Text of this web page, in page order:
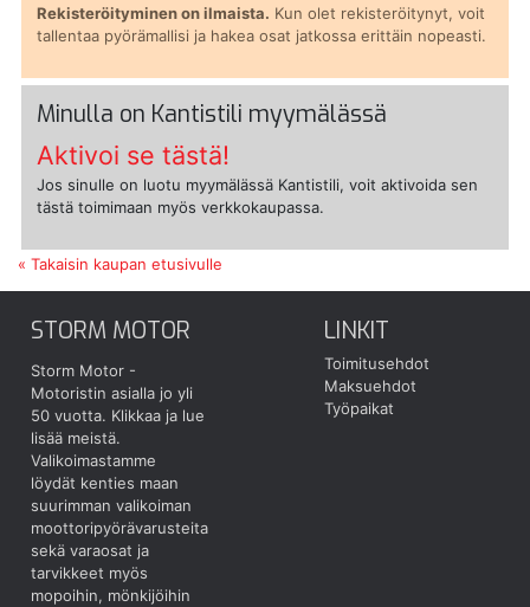
Rekisteröityminen on ilmaista. Kun olet rekisteröitynyt, voit
tallentaa pyörämallisi ja hakea osat jatkossa erittäin nopeasti.
Minulla on Kantistili myymälässä
Aktivoi se tästä!
Jos sinulle on luotu myymälässä Kantistili, voit aktivoida sen
tästä toimimaan myös verkkokaupassa.
« Takaisin kaupan etusivulle
STORM MOTOR
Storm Motor -
Motoristin asialla jo yli
50 vuotta. Klikkaa ja lue
lisää meistä.
Valikoimastamme
löydät kenties maan
suurimman valikoiman
moottoripyörävarusteita
sekä varaosat ja
tarvikkeet myös
mopoihin, mönkijöihin
LINKIT
Toimitusehdot
Maksuehdot
Työpaikat